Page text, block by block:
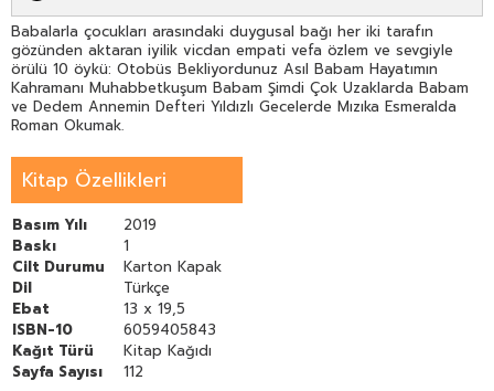
Babalarla çocukları arasındaki duygusal bağı her iki tarafın
gözünden aktaran iyilik vicdan empati vefa özlem ve sevgiyle
örülü 10 öykü: Otobüs Bekliyordunuz Asıl Babam Hayatımın
Kahramanı Muhabbetkuşum Babam Şimdi Çok Uzaklarda Babam
ve Dedem Annemin Defteri Yıldızlı Gecelerde Mızıka Esmeralda
Roman Okumak.
Kitap Özellikleri
Basım Yılı
2019
Baskı
1
Cilt Durumu
Karton Kapak
Dil
Türkçe
Ebat
13 x 19,5
ISBN-10
6059405843
Kağıt Türü
Kitap Kağıdı
Sayfa Sayısı
112